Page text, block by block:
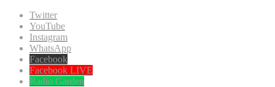
Twitter
YouTube
Instagram
WhatsApp
Facebook
Facebook LIVE
Radio Garden